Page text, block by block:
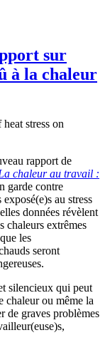
sur
à la chaleur
rapport de
chaleur au travail :
garde contre
au stress
données révèlent
chaleurs extrêmes
les
seront
silencieux qui peut
chaleur ou même la
de graves problèmes